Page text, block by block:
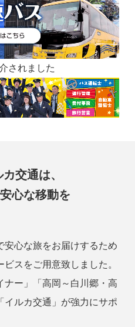
交通は、
心な移動を
安心な旅をお届けするため
スをご用意致しました。
ナー」「高岡～白川郷・高
イルカ交通」が強力にサポ